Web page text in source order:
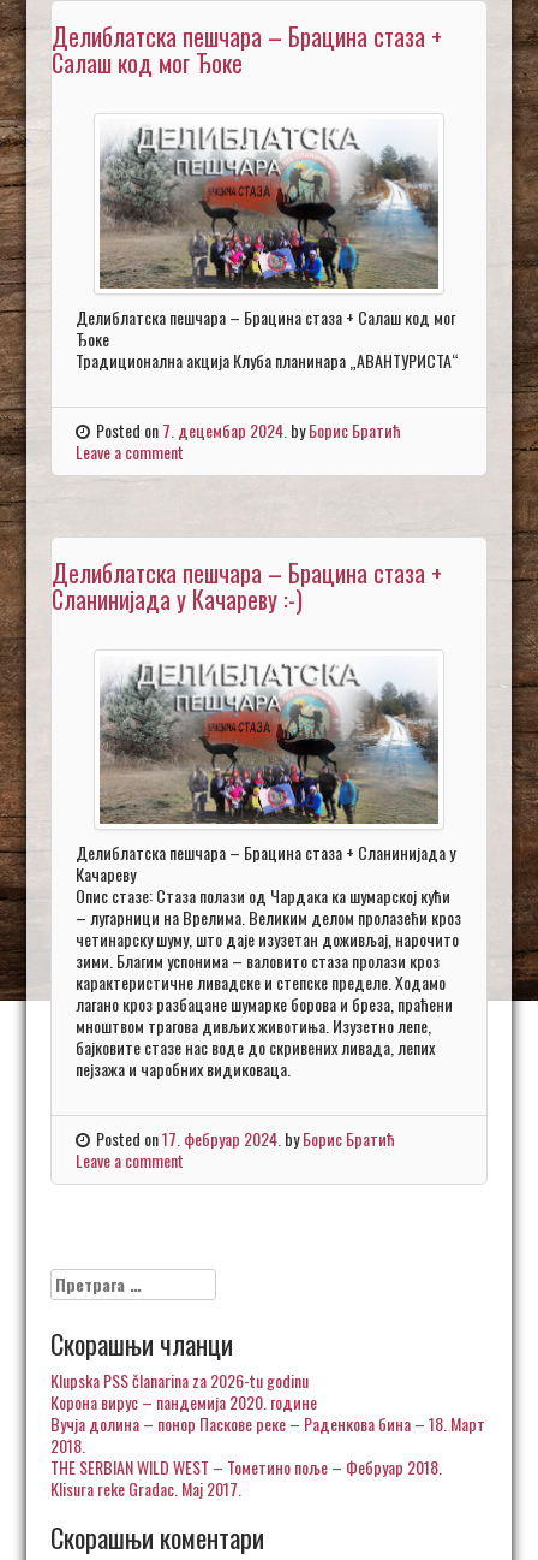
Делиблатска пешчара – Брацина стаза +
Салаш код мог Ђоке
Делиблатска пешчара – Брацина стаза + Салаш код мог
Ђоке
Традиционална акција Клуба планинара „АВАНТУРИСТА“
Posted on7. децембар 2024. byБорис Братић
Leave a comment
Делиблатска пешчара – Брацина стаза +
Сланинијада у Качареву :-)
Делиблатска пешчара – Брацина стаза + Сланинијада у
Качареву
Опис стазе: Стаза полази од Чардака ка шумарској кући
– лугарници на Врелима. Великим делом пролазећи кроз
четинарску шуму, што даје изузетан доживљај, нарочито
зими. Благим успонима – валовито стаза пролази кроз
карактеристичне ливадске и степске пределе. Ходамо
лагано кроз разбацане шумарке борова и бреза, праћени
мноштвом трагова дивљих животиња. Изузетно лепе,
бајковите стазе нас воде до скривених ливада, лепих
пејзажа и чаробних видиковаца.
Posted on17. фебруар 2024. byБорис Братић
Leave a comment
Претрага
за:
Скорашњи чланци
Klupska PSS članarina za 2026-tu godinu
Корона вирус – пандемија 2020. године
Вучја долина – понор Паскове реке – Раденкова бина – 18. Март
2018.
THE SERBIAN WILD WEST – Тометино поље – Фебруар 2018.
Klisura reke Gradac. Maj 2017.
Скорашњи коментари